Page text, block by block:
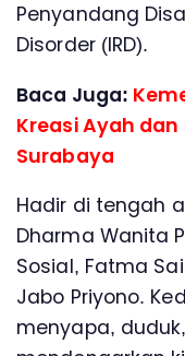
Penyandang
Disorder (IRD).
Baca Juga:
Kreasi Ayah dan
Surabaya
Hadir di tengah
Dharma Wanita
Sosial, Fatma
Jabo Priyono.
menyapa,